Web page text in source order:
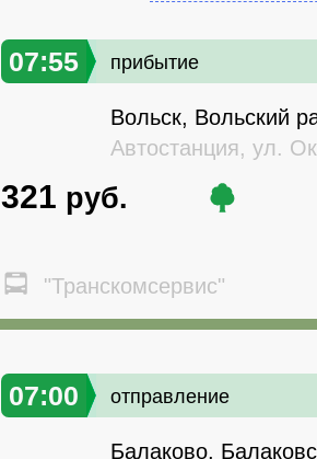
07:55 прибытие
Вольск, Вольский
Автостанция, ул.
321 руб.
"Транскомсервис"
07:00 отправление
Балаково,